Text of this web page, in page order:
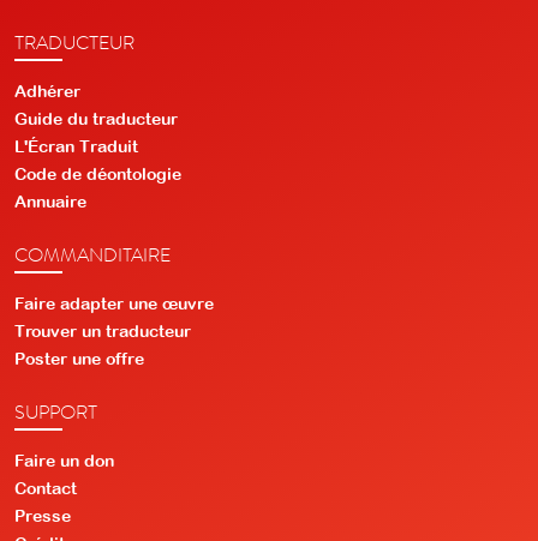
TRADUCTEUR
Adhérer
Guide du traducteur
L'Écran Traduit
Code de déontologie
Annuaire
COMMANDITAIRE
Faire adapter une œuvre
Trouver un traducteur
Poster une offre
SUPPORT
Faire un don
Contact
Presse